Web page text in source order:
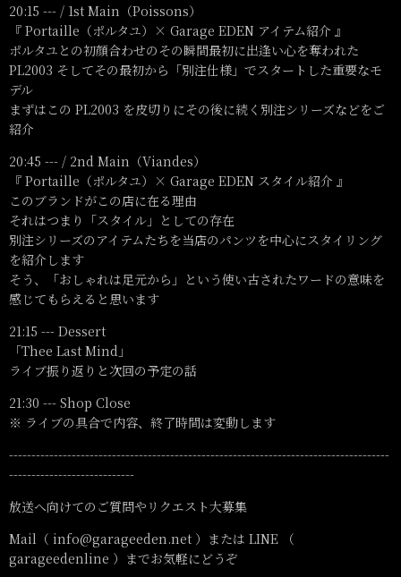
20:15 --- / 1st Main（Poissons）
『 Portaille（ポルタユ）× Garage EDEN アイテム紹介 』
ポルタユとの初顔合わせのその瞬間最初に出逢い心を奪われた
PL2003 そしてその最初から「別注仕様」でスタートした重要なモ
デル
まずはこの PL2003 を皮切りにその後に続く別注シリーズなどをご
紹介
20:45 --- / 2nd Main（Viandes）
『 Portaille（ポルタユ）× Garage EDEN スタイル紹介 』
このブランドがこの店に在る理由
それはつまり「スタイル」としての存在
別注シリーズのアイテムたちを当店のパンツを中心にスタイリング
を紹介します
そう、「おしゃれは足元から」という使い古されたワードの意味を
感じてもらえると思います
21:15 --- Dessert
「Thee Last Mind」
ライブ振り返りと次回の予定の話
21:30 --- Shop Close
※ ライブの具合で内容、終了時間は変動します
-------------------------------------------------------------------------------------
----------------------------
放送へ向けてのご質問やリクエスト大募集
Mail（ info@garageeden.net ）または LINE （
garageedenline ）までお気軽にどうぞ